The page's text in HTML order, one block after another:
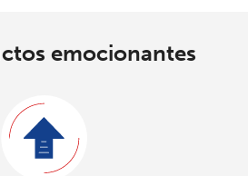
emocionantes